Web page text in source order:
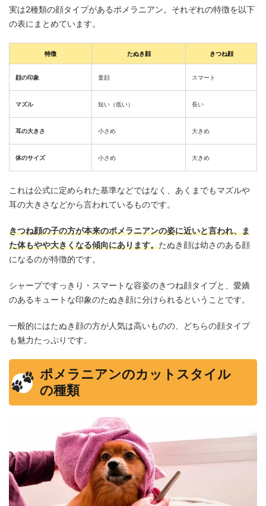
実は2種類の顔タイプがあるポメラニアン。それぞれの特徴を以下
の表にまとめています。
特徴 たぬき顔 きつね顔
顔の印象 童顔 スマート
マズル 短い（低い） 長い
耳の大きさ 小さめ 大きめ
体のサイズ 小さめ 大きめ
これは公式に定められた基準などではなく、あくまでもマズルや
耳の大きさなどから言われているものです。
きつね顔の子の方が本来のポメラニアンの姿に近いと言われ、ま
た体もやや大きくなる傾向にあります。たぬき顔は幼さのある顔
になるのが特徴的です。
シャープですっきり・スマートな容姿のきつね顔タイプと、愛嬌
のあるキュートな印象のたぬき顔に分けられるということです。
一般的にはたぬき顔の方が人気は高いものの、どちらの顔タイプ
も魅力たっぷりです。
ポメラニアンのカットスタイル
の種類